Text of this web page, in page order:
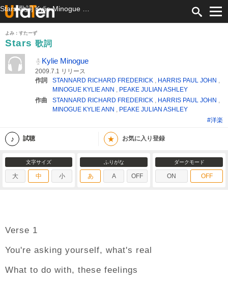
よみ：すたーず
Stars 歌詞
Kylie Minogue
2009.7.1 リリース
作詞
STANNARD RICHARD FREDERICK , HARRIS PAUL JOHN ,
MINOGUE KYLIE ANN , PEAKE JULIAN ASHLEY
作曲
STANNARD RICHARD FREDERICK , HARRIS PAUL JOHN ,
MINOGUE KYLIE ANN , PEAKE JULIAN ASHLEY
#洋楽
試聴 ★ お気に入り登録
文字サイズ
大 中 小
ふりがな
あ A OFF
ダークモード
ON OFF
Verse 1
You're asking yourself, what's real
What to do with, these feelings